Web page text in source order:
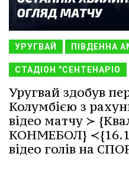
УРУГВАЙ ПІВДЕННА
СТАДІОН "СЕНТЕНАРІО
Уругвай здобув
Колумбією з
відео матчу ≻
КОНМЕБОЛ}
відео голів на